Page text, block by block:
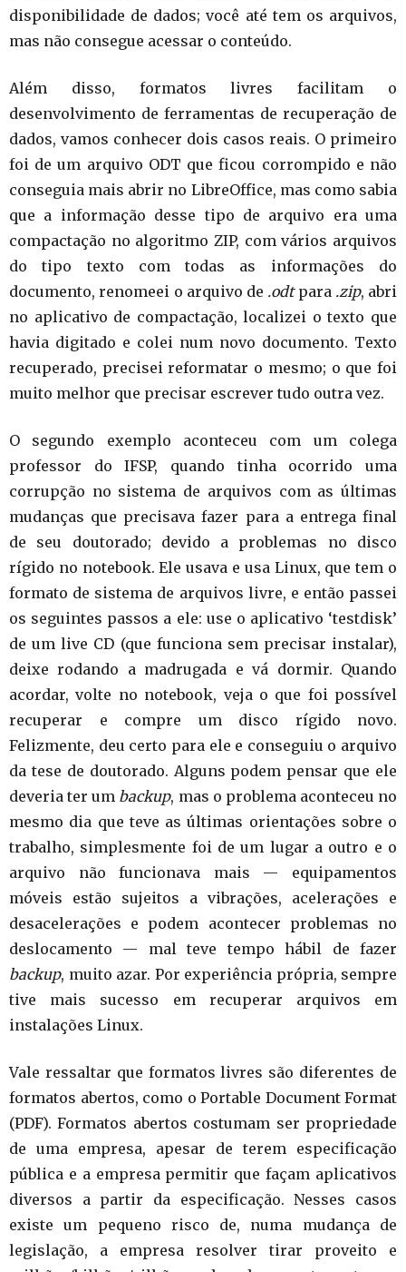
disponibilidade de dados; você até tem os arquivos,
mas não consegue acessar o conteúdo.
Além disso, formatos livres facilitam o
desenvolvimento de ferramentas de recuperação de
dados, vamos conhecer dois casos reais. O primeiro
foi de um arquivo ODT que ficou corrompido e não
conseguia mais abrir no LibreOffice, mas como sabia
que a informação desse tipo de arquivo era uma
compactação no algoritmo ZIP, com vários arquivos
do tipo texto com todas as informações do
documento, renomeei o arquivo de .odtpara .zip, abri
no aplicativo de compactação, localizei o texto que
havia digitado e colei num novo documento. Texto
recuperado, precisei reformatar o mesmo; o que foi
muito melhor que precisar escrever tudo outra vez.
O segundo exemplo aconteceu com um colega
professor do IFSP, quando tinha ocorrido uma
corrupção no sistema de arquivos com as últimas
mudanças que precisava fazer para a entrega final
de seu doutorado; devido a problemas no disco
rígido no notebook. Ele usava e usa Linux, que tem o
formato de sistema de arquivos livre, e então passei
os seguintes passos a ele: use o aplicativo ‘testdisk’
de um live CD (que funciona sem precisar instalar),
deixe rodando a madrugada e vá dormir. Quando
acordar, volte no notebook, veja o que foi possível
recuperar e compre um disco rígido novo.
Felizmente, deu certo para ele e conseguiu o arquivo
da tese de doutorado. Alguns podem pensar que ele
deveria ter um backup, mas o problema aconteceu no
mesmo dia que teve as últimas orientações sobre o
trabalho, simplesmente foi de um lugar a outro e o
arquivo não funcionava mais — equipamentos
móveis estão sujeitos a vibrações, acelerações e
desacelerações e podem acontecer problemas no
deslocamento — mal teve tempo hábil de fazer
backup, muito azar. Por experiência própria, sempre
tive mais sucesso em recuperar arquivos em
instalações Linux.
Vale ressaltar que formatos livres são diferentes de
formatos abertos, como o Portable Document Format
(PDF). Formatos abertos costumam ser propriedade
de uma empresa, apesar de terem especificação
pública e a empresa permitir que façam aplicativos
diversos a partir da especificação. Nesses casos
existe um pequeno risco de, numa mudança de
legislação, a empresa resolver tirar proveito e